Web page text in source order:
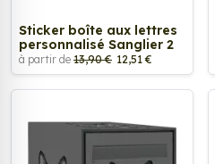
Sticker boîte aux lettres
personnalisé Sanglier 2
à partir de 13,90 € 12,51 €